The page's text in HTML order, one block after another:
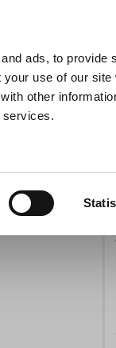
ads, to provide
use of our
other
services.
Köksmaskiner